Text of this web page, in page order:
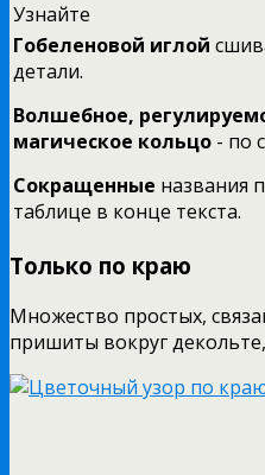
Узнайте
Гобеленовой иглой
детали.
Волшебное,
магическое кольцо - по
Сокращенные названия
таблице в конце текста.
Только по краю
Множество простых,
пришиты вокруг